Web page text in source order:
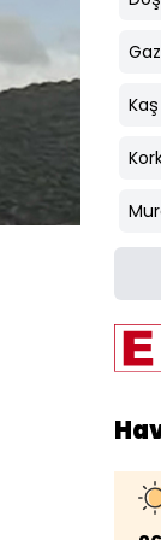
Kaş